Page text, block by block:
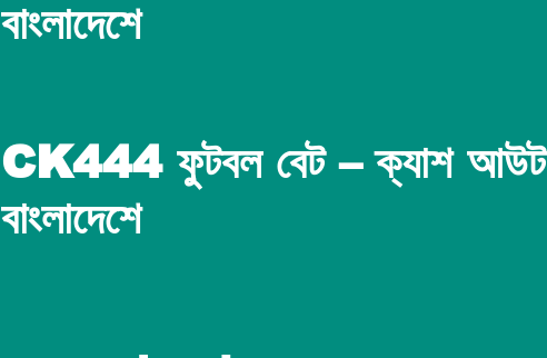
বাংলাদেশে
CK444 ফুটবল বেট – ক্যাশ আউট
বাংলাদেশে